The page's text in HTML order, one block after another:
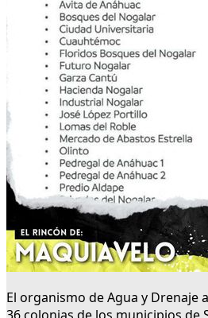
El organismo de Agua y Drenaje